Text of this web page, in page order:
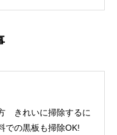
きれいに掃除するに
での黒板も掃除OK!